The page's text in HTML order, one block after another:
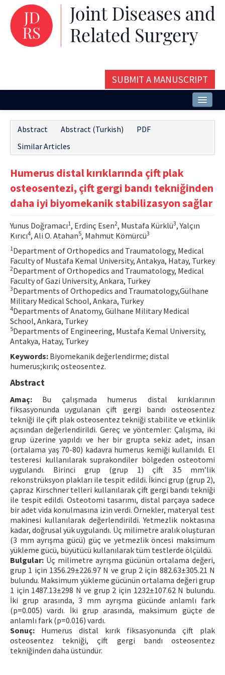
SUBMIT A MANUSCRIPT
Issues and Articles
Editorial Board
Contact Us
E-ISSN: 2687-4792
Abstract Abstract (Turkish)
PDF
Similar Articles
Humerus distal kırıklarında çift plak
osteosentezi, çift gergi bandı tekniğinden
daha iyi biyomekanik stabilizasyon sağlar
Yunus Doğramacı1, Erdinç Esen2, Mustafa Kürklü3, Yalçın
Kırıcı4, Ali O. Atahan5, Mahmut Kömürcü3
1 Department of Orthopedics and Traumatology, Medical
Faculty of Mustafa Kemal University, Antakya, Hatay, Turkey
2Department of Orthopedics and Traumatology, Medical
Faculty of Gazi University, Ankara, Turkey
3Departments of Orthopedics and Traumatology,Gülhane
Military Medical School, Ankara, Turkey
4Departments of Anatomy, Gülhane Military Medical
School, Ankara, Turkey
5Departments of Engineering, Mustafa Kemal University,
Antakya, Hatay, Turkey
Keywords: Biyomekanik değerlendirme; distal
humerus;kırık; osteosentez.
Abstract
Amaç: Bu çalışmada humerus distal kırıklarının
fiksasyonunda uygulanan çift gergi bandı osteosentez
tekniği ile çift plak osteosentez tekniği stabilite ve etkinlik
açısından değerlendirildi. Gereç ve yöntemler: Çalışma, iki
grup üzerine yapıldı ve her bir grupta sekiz adet, insan
(ortalama yaş 70-80) kadavra humerus kemiği kullanıldı. El
testeresi kullanılarak suprakondiler bölgeden osteotomi
uygulandı. Birinci grup (grup 1) çift 3.5 mm’lik
rekonstrüksyon plakları ile tespit edildi. İkinci grup (grup 2),
çapraz Kirschner telleri kullanılarak çift gergi bandı tekniği
ile tespit edildi. Osteotomi tasarımı, distal parçaya sadece
bir adet vida konulmasına izin verdi. Örnekler, materyal test
makinesi kullanılarak değerlendirildi. Yetmezlik noktasına
kadar, doğrusal yük uygulandı. Üç milimetre aralık oluşturan
(3 mm ayrışma gücü) güç ve yetmezlik öncesi maksimum
yükleme gücü, büyütücü kullanılarak tüm testlerde ölçüldü.
Bulgular: Üç milimetre ayrışma gücünün ortalama değeri,
grup 1 için 1356.29±226.97 N ve grup 2 için 882.63±305.21 N
bulundu. Maksimum yükleme gücünün ortalama değeri grup
1 için 1487.13±298 N ve grup 2 için 1232±107.62 N bulundu.
İki grup arasında, 3 mm ayrışma gücünde anlamlı fark
(p=0.005) vardı. İki grup arasında, maksimum güçte de
anlamlı fark (p=0.016) vardı.
Sonuç: Humerus distal kırık fiksasyonunda çift plak
osteosentez tekniği, çift gergi bandı osteosentez
tekniğinden daha üstündür.